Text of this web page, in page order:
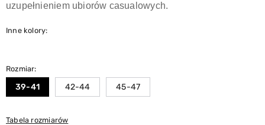
uzupełnieniem ubiorów casualowych.
Inne kolory:
Rozmiar:
39-41 42-44 45-47
Tabela rozmiarów